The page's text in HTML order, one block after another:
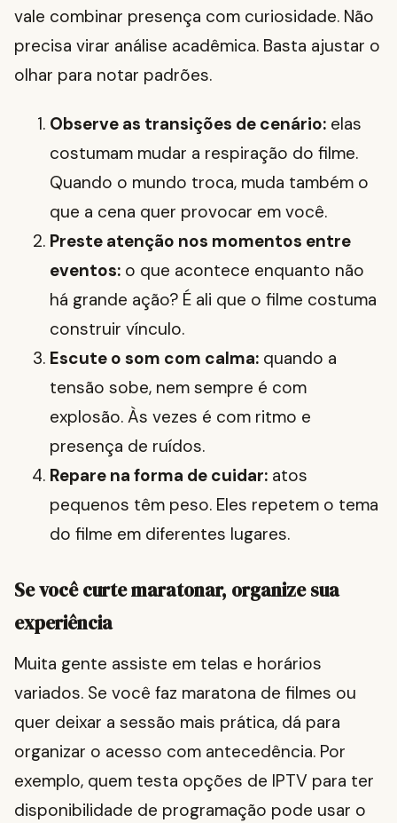
vale combinar presença com curiosidade. Não
precisa virar análise acadêmica. Basta ajustar o
olhar para notar padrões.
Observe as transições de cenário: elas
costumam mudar a respiração do filme.
Quando o mundo troca, muda também o
que a cena quer provocar em você.
Preste atenção nos momentos entre
eventos: o que acontece enquanto não
há grande ação? É ali que o filme costuma
construir vínculo.
Escute o som com calma: quando a
tensão sobe, nem sempre é com
explosão. Às vezes é com ritmo e
presença de ruídos.
Repare na forma de cuidar: atos
pequenos têm peso. Eles repetem o tema
do filme em diferentes lugares.
Se você curte maratonar, organize sua
experiência
Muita gente assiste em telas e horários
variados. Se você faz maratona de filmes ou
quer deixar a sessão mais prática, dá para
organizar o acesso com antecedência. Por
exemplo, quem testa opções de IPTV para ter
disponibilidade de programação pode usar o